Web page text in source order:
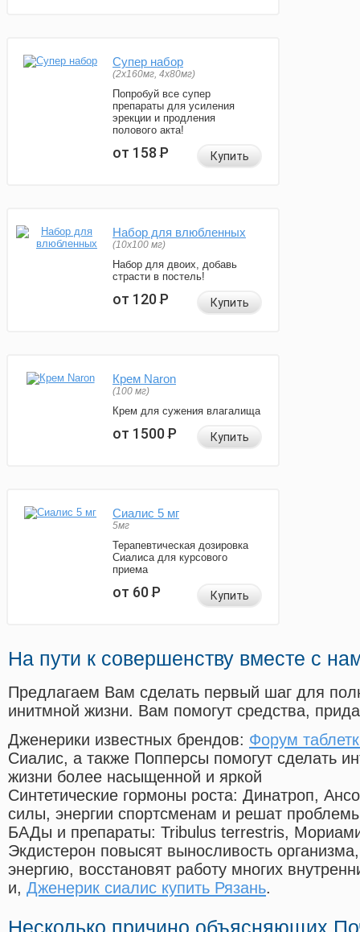
Супер набор
(2х160мг, 4х80мг)
Попробуй все супер
препараты для усиления
эрекции и продления
полового акта!
от 158Р Купить
Набор для влюбленных
(10х100 мг)
Набор для двоих, добавь
страсти в постель!
от 120Р Купить
Крем Naron
(100 мг)
Крем для сужения влагалища
от 1500Р Купить
Сиалис 5 мг
5мг
Терапевтическая дозировка
Сиалиса для курсового
приема
от 60Р Купить
На пути к совершенству вместе с
Предлагаем Вам сделать первый шаг для
инитмной жизни. Вам помогут средства,
Дженерики известных брендов: Форум
Сиалис, а также Попперсы помогут сделать
жизни более насыщенной и яркой
Синтетические гормоны роста: Динатроп,
силы, энергии спортсменам и решат
БАДы и препараты: Tribulus terrestris,
Экдистерон повысят выносливость
энергию, восстановят работу многих
и, Дженерик сиалис купить Рязань.
Несколько причино объясняющих